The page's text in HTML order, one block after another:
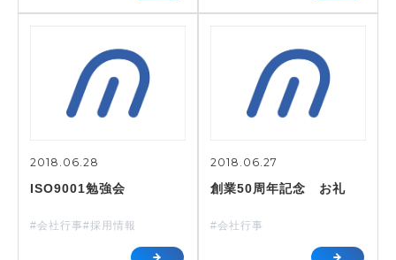
2018.06.28
ISO9001勉強会
#会社行事#採用情報
2018.06.27
創業50周年記念 お礼
#会社行事